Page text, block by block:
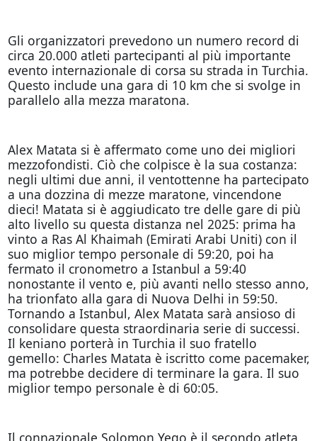
Gli organizzatori prevedono un numero record di
circa 20.000 atleti partecipanti al più importante
evento internazionale di corsa su strada in Turchia.
Questo include una gara di 10 km che si svolge in
parallelo alla mezza maratona.
Alex Matata si è affermato come uno dei migliori
mezzofondisti. Ciò che colpisce è la sua costanza:
negli ultimi due anni, il ventottenne ha partecipato
a una dozzina di mezze maratone, vincendone
dieci! Matata si è aggiudicato tre delle gare di più
alto livello su questa distanza nel 2025: prima ha
vinto a Ras Al Khaimah (Emirati Arabi Uniti) con il
suo miglior tempo personale di 59:20, poi ha
fermato il cronometro a Istanbul a 59:40
nonostante il vento e, più avanti nello stesso anno,
ha trionfato alla gara di Nuova Delhi in 59:50.
Tornando a Istanbul, Alex Matata sarà ansioso di
consolidare questa straordinaria serie di successi.
Il keniano porterà in Turchia il suo fratello
gemello: Charles Matata è iscritto come pacemaker,
ma potrebbe decidere di terminare la gara. Il suo
miglior tempo personale è di 60:05.
Il connazionale Solomon Yego è il secondo atleta